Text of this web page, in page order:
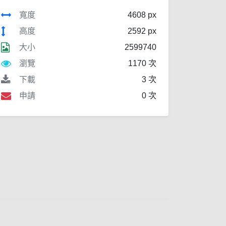
寬度
4608 px
高度
2592 px
大小
2599740
瀏覽
1170 次
下載
3 次
申請
0 次